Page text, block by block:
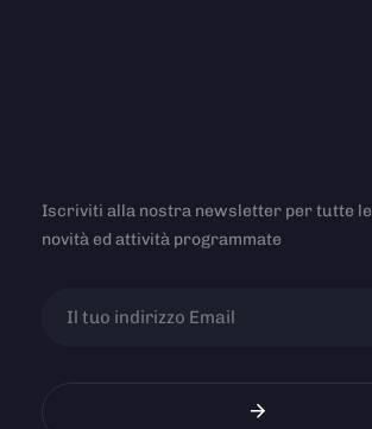
Iscriviti alla nostra newsletter per tutte
novità ed attività programmate